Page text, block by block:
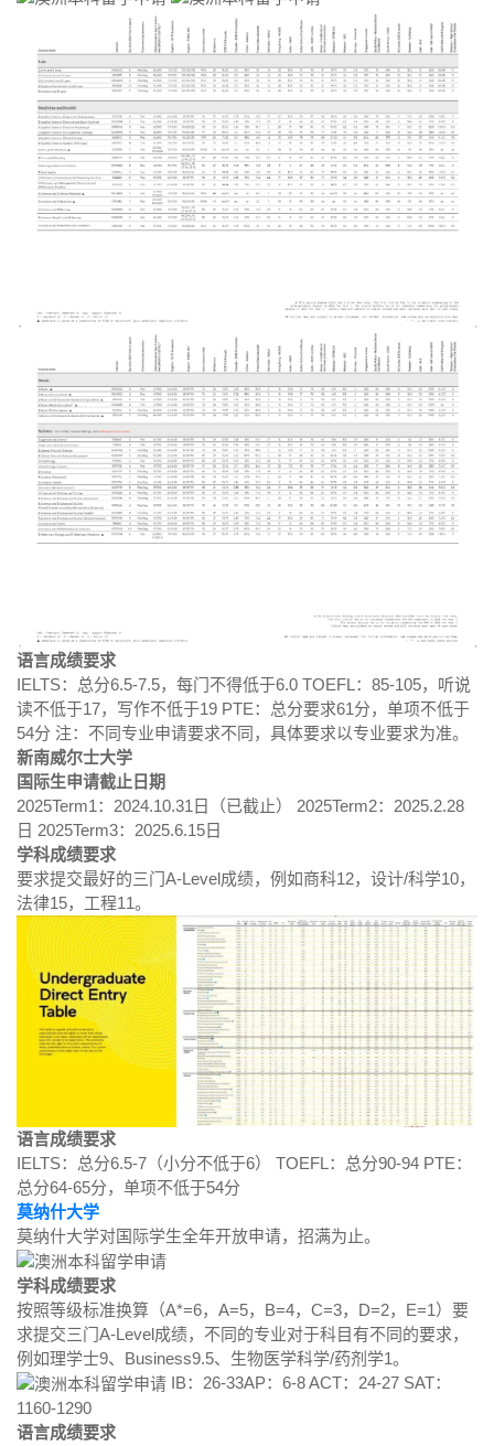
语言成绩要求
IELTS：总分6.5-7.5，每门不得低于6.0 TOEFL：85-105，听说
读不低于17，写作不低于19 PTE：总分要求61分，单项不低于
54分 注：不同专业申请要求不同，具体要求以专业要求为准。
新南威尔士大学
国际生申请截止日期
2025Term1：2024.10.31日（已截止） 2025Term2：2025.2.28
日 2025Term3：2025.6.15日
学科成绩要求
要求提交最好的三门A-Level成绩，例如商科12，设计/科学10，
法律15，工程11。
语言成绩要求
IELTS：总分6.5-7（小分不低于6） TOEFL：总分90-94 PTE：
总分64-65分，单项不低于54分
莫纳什大学
莫纳什大学对国际学生全年开放申请，招满为止。
学科成绩要求
按照等级标准换算（A*=6，A=5，B=4，C=3，D=2，E=1）要
求提交三门A-Level成绩，不同的专业对于科目有不同的要求，
例如理学士9、Business9.5、生物医学科学/药剂学1。
IB：26-33AP：6-8 ACT：24-27 SAT：
1160-1290
语言成绩要求